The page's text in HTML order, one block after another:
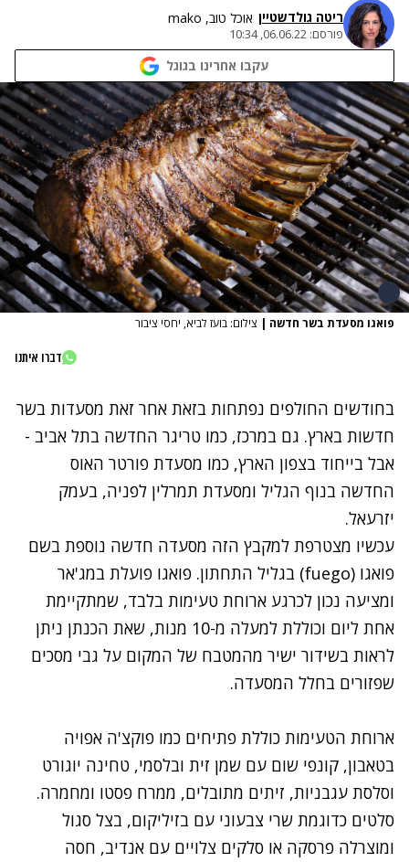
ריטה גולדשטיין אוכל טוב, mako
פורסם: 06.06.22, 10:34
עקבו אחרינו בגוגל
פואגו מסעדת בשר חדשה | צילום: בועז לביא, יחסי ציבור
דברו איתנו
בחודשים החולפים נפתחות בזאת אחר זאת מסעדות בשר
חדשות בארץ. גם במרכז, כמו טריגר החדשה בתל אביב -
אבל בייחוד בצפון הארץ, כמו מסעדת פורטר האוס
החדשה בנוף הגליל ומסעדת תמרלין לפניה, בעמק
יזרעאל.
עכשיו מצטרפת למקבץ הזה מסעדה חדשה נוספת בשם
פואגו (fuego) בגליל התחתון. פואגו פועלת במג'אר
ומציעה נכון לכרגע ארוחת טעימות בלבד, שמתקיימת
אחת ליום וכוללת למעלה מ-10 מנות, שאת הכנתן ניתן
לראות בשידור ישיר מהמטבח של המקום על גבי מסכים
שפזורים בחלל המסעדה.
ארוחת הטעימות כוללת פתיחים כמו פוקצ'ה אפויה
בטאבון, קונפי שום עם שמן זית ובלסמי, טחינה יוגורט
וסלסת עגבניות, זיתים מתובלים, ממרח פסטו ומחמרה.
סלטים כדוגמת שרי צבעוני עם בזיליקום, בצל סגול
ומוצרלה פרסקה או סלקים צלויים עם אנדיב, חסה